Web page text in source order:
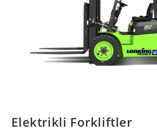
Elektrikli Forkliftler